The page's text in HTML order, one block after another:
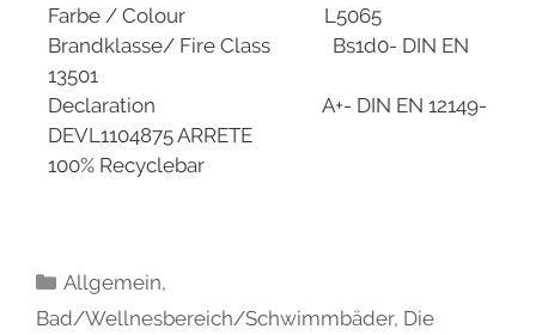
Farbe / Colour L5065
Brandklasse/ Fire Class Bs1d0- DIN EN
13501
Declaration A+- DIN EN 12149-
DEVL1104875 ARRETE
100% Recyclebar
Allgemein,
Bad/Wellnesbereich/Schwimmbäder, Die